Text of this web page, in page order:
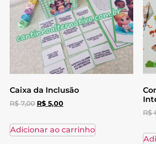
Caixa da Inclusão
R$7,00 R$ 5,00
Adicionar ao carrinho
R$